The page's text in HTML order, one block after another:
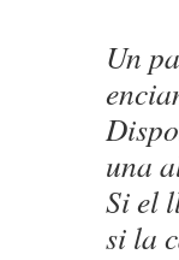
Un
una
Si el
si la